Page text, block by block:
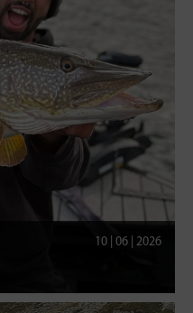
10 | 06 | 2026